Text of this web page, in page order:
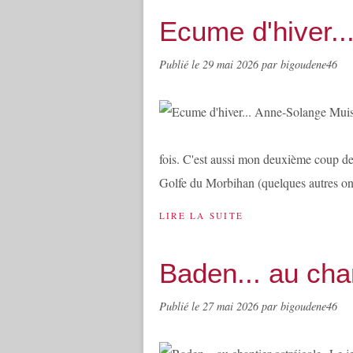
Ecume
Publié le 29 mai 2026 par bigoudene46
fois. C'est aussi mon deuxième coup
Golfe du Morbihan (quelques autres
LIRE LA SUITE
Baden... au
Publié le 27 mai 2026 par bigoudene46